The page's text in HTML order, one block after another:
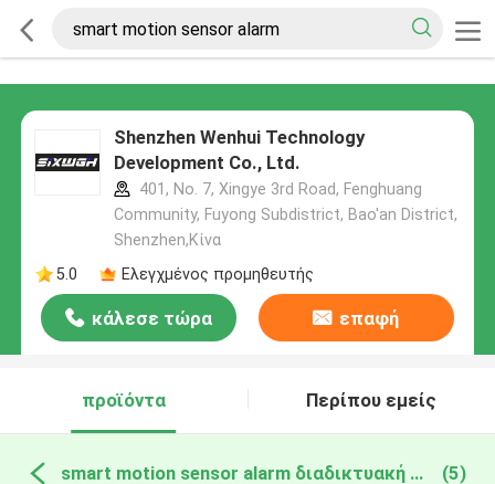
Shenzhen Wenhui Technology
Development Co., Ltd.
401, No. 7, Xingye 3rd Road, Fenghuang
Community, Fuyong Subdistrict, Bao'an District,
Shenzhen,Κίνα
5.0
Ελεγχμένος προμηθευτής
κάλεσε τώρα επαφή
προϊόντα Περίπου εμείς
smart motion sensor alarm διαδικτυακή κατασκευή (5)